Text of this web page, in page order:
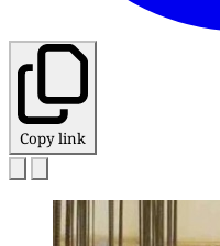
Copy link